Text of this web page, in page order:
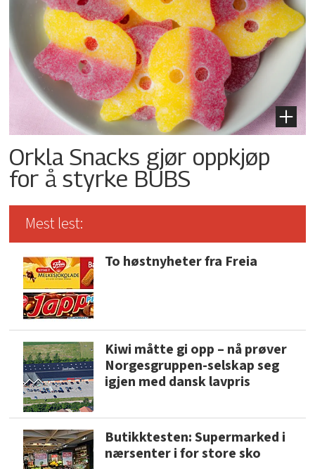
Orkla Snacks gjør oppkjøp
for å styrke BUBS
Mest lest:
To høstnyheter fra Freia
Kiwi måtte gi opp – nå prøver
Norgesgruppen-selskap seg
igjen med dansk lavpris
Butikktesten: Supermarked i
nærsenter i for store sko